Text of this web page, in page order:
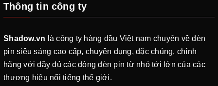
Thông tin công ty
Shadow.vn là công ty hàng đầu Việt nam chuyên về đèn
pin siêu sáng cao cấp, chuyên dụng, đặc chủng, chính
hãng với đầy đủ các dòng đèn pin từ nhỏ tới lớn của các
thương hiệu nổi tiếng thế giới.